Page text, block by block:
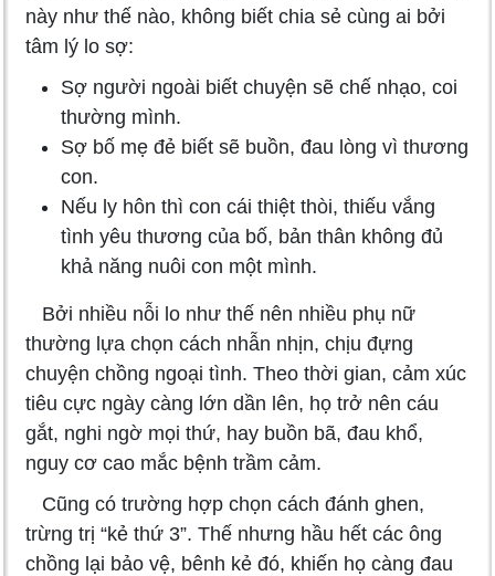
này như thế nào, không biết chia sẻ cùng ai bởi
tâm lý lo sợ:
Sợ người ngoài biết chuyện sẽ chế nhạo, coi
thường mình.
Sợ bố mẹ đẻ biết sẽ buồn, đau lòng vì thương
con.
Nếu ly hôn thì con cái thiệt thòi, thiếu vắng
tình yêu thương của bố, bản thân không đủ
khả năng nuôi con một mình.
Bởi nhiều nỗi lo như thế nên nhiều phụ nữ
thường lựa chọn cách nhẫn nhịn, chịu đựng
chuyện chồng ngoại tình. Theo thời gian, cảm xúc
tiêu cực ngày càng lớn dần lên, họ trở nên cáu
gắt, nghi ngờ mọi thứ, hay buồn bã, đau khổ,
nguy cơ cao mắc bệnh trầm cảm.
Cũng có trường hợp chọn cách đánh ghen,
trừng trị “kẻ thứ 3”. Thế nhưng hầu hết các ông
chồng lại bảo vệ, bênh kẻ đó, khiến họ càng đau